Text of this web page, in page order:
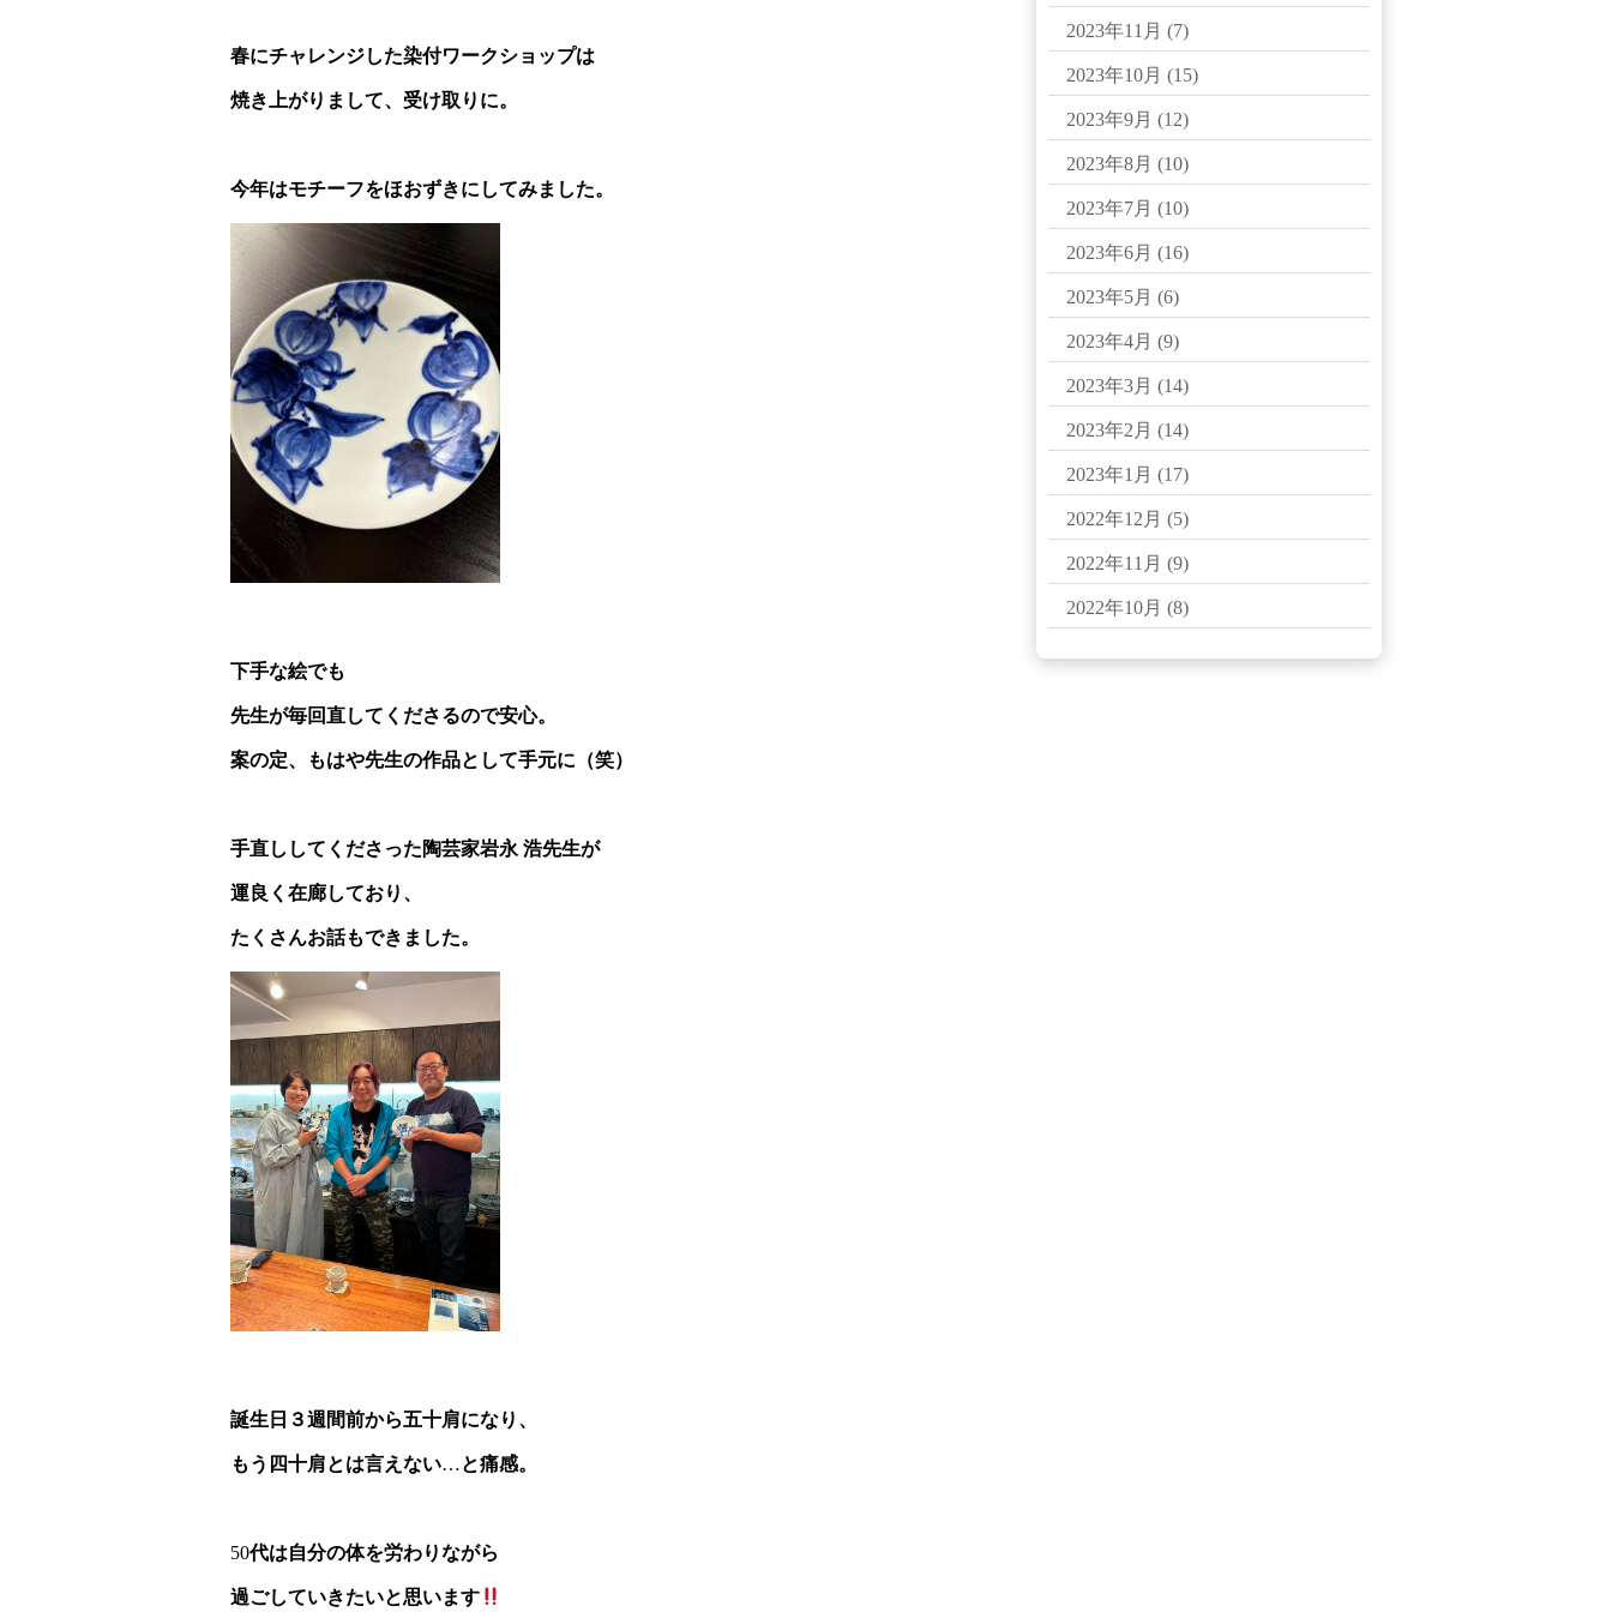
春にチャレンジした染付ワークショップは
焼き上がりまして、受け取りに。
今年はモチーフをほおずきにしてみました。
下手な絵でも
先生が毎回直してくださるので安心。
案の定、もはや先生の作品として手元に（笑）
手直ししてくださった陶芸家岩永 浩先生が
運良く在廊しており、
たくさんお話もできました。
誕生日３週間前から五十肩になり、
もう四十肩とは言えない…と痛感。
50代は自分の体を労わりながら
過ごしていきたいと思います
2023年11月 (7)
2023年10月 (15)
2023年9月 (12)
2023年8月 (10)
2023年7月 (10)
2023年6月 (16)
2023年5月 (6)
2023年4月 (9)
2023年3月 (14)
2023年2月 (14)
2023年1月 (17)
2022年12月 (5)
2022年11月 (9)
2022年10月 (8)